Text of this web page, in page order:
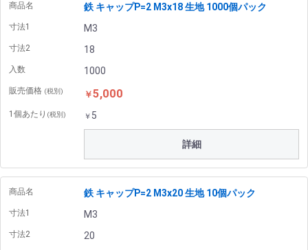
商品名 鉄 キャップP=2 M3x18 生地 1000個パック
寸法1 M3
寸法2 18
入数 1000
販売価格 (税別) ￥5,000
1個あたり (税別) ￥ 5
詳細
商品名 鉄 キャップP=2 M3x20 生地 10個パック
寸法1 M3
寸法2 20